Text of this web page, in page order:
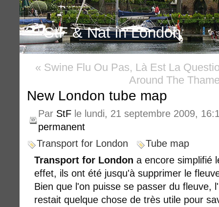
StF & Nat in London
« Swine Flu Ou Pas, Là Est La
Around The
New London tube map
Par StF le lundi, 21 septembre 2009,
permanent
Transport for London
Tube map
Transport for London a encore simplifié
effet, ils ont été jusqu'à supprimer le
Bien que l'on puisse se passer du fleuve,
restait quelque chose de très utile pour